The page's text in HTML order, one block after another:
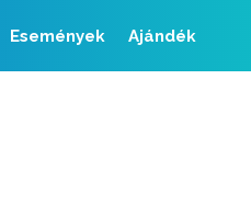
Események Ajándék